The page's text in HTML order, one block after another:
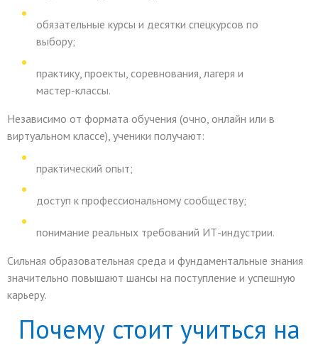
обязательные курсы и десятки спецкурсов по
выбору;
практику, проекты, соревнования, лагеря и
мастер-классы.
Независимо от формата обучения (очно, онлайн или в
виртуальном классе), ученики получают:
практический опыт;
доступ к профессиональному сообществу;
понимание реальных требований ИТ-индустрии.
Сильная образовательная среда и фундаментальные знания
значительно повышают шансы на поступление и успешную
карьеру.
Почему стоит учиться на